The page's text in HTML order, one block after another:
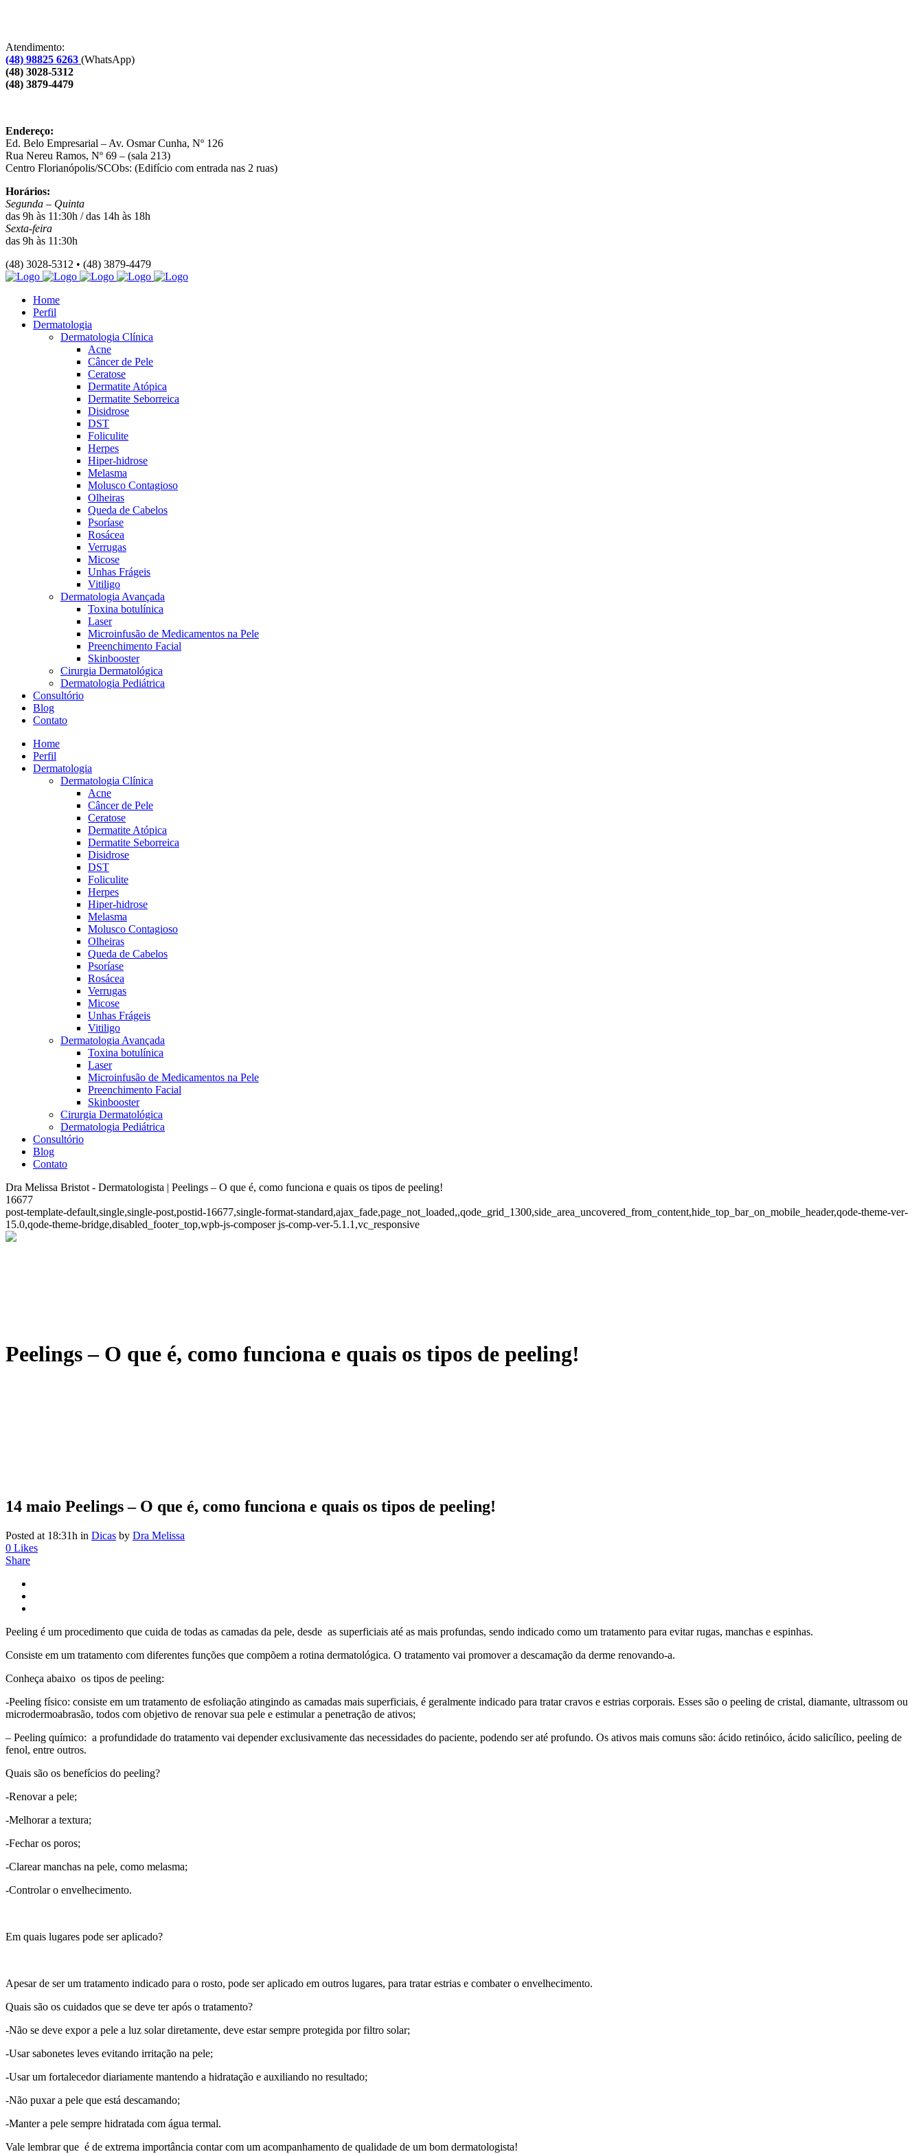
Atendimento:
(48) 98825 6263 (WhatsApp)
(48) 3028-5312
(48) 3879-4479
Endereço:
Ed. Belo Empresarial – Av. Osmar Cunha, Nº 126
Rua Nereu Ramos, Nº 69 – (sala 213)
Centro Florianópolis/SCObs: (Edifício com entrada nas 2 ruas)
Horários:
Segunda – Quinta
das 9h às 11:30h / das 14h às 18h
Sexta-feira
das 9h às 11:30h
(48) 3028-5312 • (48) 3879-4479
Home
Perfil
Dermatologia
Dermatologia Clínica
Acne
Câncer de Pele
Ceratose
Dermatite Atópica
Dermatite Seborreica
Disidrose
DST
Foliculite
Herpes
Hiper-hidrose
Melasma
Molusco Contagioso
Olheiras
Queda de Cabelos
Psoríase
Rosácea
Verrugas
Micose
Unhas Frágeis
Vitiligo
Dermatologia Avançada
Toxina botulínica
Laser
Microinfusão de Medicamentos na Pele
Preenchimento Facial
Skinbooster
Cirurgia Dermatológica
Dermatologia Pediátrica
Consultório
Blog
Contato
Home
Perfil
Dermatologia
Dermatologia Clínica
Acne
Câncer de Pele
Ceratose
Dermatite Atópica
Dermatite Seborreica
Disidrose
DST
Foliculite
Herpes
Hiper-hidrose
Melasma
Molusco Contagioso
Olheiras
Queda de Cabelos
Psoríase
Rosácea
Verrugas
Micose
Unhas Frágeis
Vitiligo
Dermatologia Avançada
Toxina botulínica
Laser
Microinfusão de Medicamentos na Pele
Preenchimento Facial
Skinbooster
Cirurgia Dermatológica
Dermatologia Pediátrica
Consultório
Blog
Contato
Dra Melissa Bristot - Dermatologista | Peelings – O que é, como funciona e quais os tipos de peeling!
16677
post-template-default,single,single-post,postid-16677,single-format-standard,ajax_fade,page_not_loaded,,qode_grid_1300,side_area_uncovered_from_content,hide_top_bar_on_mobile_header,qode-theme-ver-
15.0,qode-theme-bridge,disabled_footer_top,wpb-js-composer js-comp-ver-5.1.1,vc_responsive
Peelings – O que é, como funciona e quais os tipos de peeling!
14 maio Peelings – O que é, como funciona e quais os tipos de peeling!
Posted at 18:31h in Dicas by Dra Melissa
0 Likes
Share
Peeling é um procedimento que cuida de todas as camadas da pele, desde as superficiais até as mais profundas, sendo indicado como um tratamento para evitar rugas, manchas e espinhas.
Consiste em um tratamento com diferentes funções que compõem a rotina dermatológica. O tratamento vai promover a descamação da derme renovando-a.
Conheça abaixo os tipos de peeling:
-Peeling físico: consiste em um tratamento de esfoliação atingindo as camadas mais superficiais, é geralmente indicado para tratar cravos e estrias corporais. Esses são o peeling de cristal, diamante, ultrassom ou
microdermoabrasão, todos com objetivo de renovar sua pele e estimular a penetração de ativos;
– Peeling químico: a profundidade do tratamento vai depender exclusivamente das necessidades do paciente, podendo ser até profundo. Os ativos mais comuns são: ácido retinóico, ácido salicílico, peeling de
fenol, entre outros.
Quais são os benefícios do peeling?
-Renovar a pele;
-Melhorar a textura;
-Fechar os poros;
-Clarear manchas na pele, como melasma;
-Controlar o envelhecimento.
Em quais lugares pode ser aplicado?
Apesar de ser um tratamento indicado para o rosto, pode ser aplicado em outros lugares, para tratar estrias e combater o envelhecimento.
Quais são os cuidados que se deve ter após o tratamento?
-Não se deve expor a pele a luz solar diretamente, deve estar sempre protegida por filtro solar;
-Usar sabonetes leves evitando irritação na pele;
-Usar um fortalecedor diariamente mantendo a hidratação e auxiliando no resultado;
-Não puxar a pele que está descamando;
-Manter a pele sempre hidratada com água termal.
Vale lembrar que é de extrema importância contar com um acompanhamento de qualidade de um bom dermatologista!